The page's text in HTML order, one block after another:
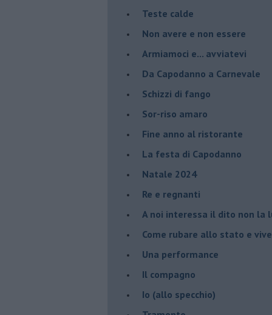
Teste calde
Non avere e non essere
Armiamoci e... avviatevi
Da Capodanno a Carnevale
Schizzi di fango
Sor-riso amaro
Fine anno al ristorante
La festa di Capodanno
Natale 2024
Re e regnanti
A noi interessa il dito non la
Come rubare allo stato e
Una performance
Il compagno
​Io (allo specchio)